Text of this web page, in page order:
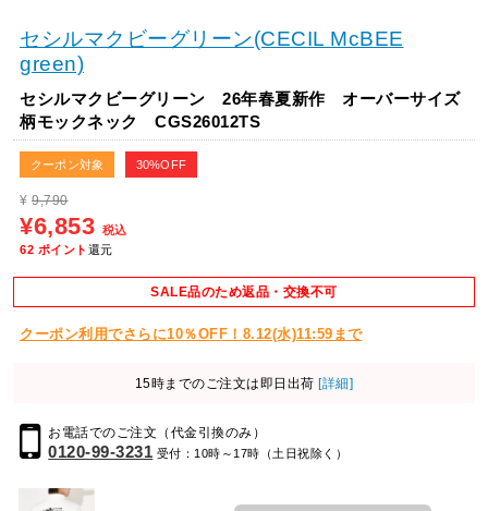
セシルマクビーグリーン(CECIL McBEE
green)
セシルマクビーグリーン 26年春夏新作 オーバーサイズ
柄モックネック CGS26012TS
クーポン対象 30%OFF
¥ 9,790
¥6,853 税込
62 ポイント 還元
SALE品のため返品・交換不可
クーポン利用でさらに10％OFF！8.12(水)11:59まで
15時までのご注文は即日出荷 [詳細]
お電話でのご注文（代金引換のみ）
0120-99-3231 受付：10時～17時（土日祝除く）